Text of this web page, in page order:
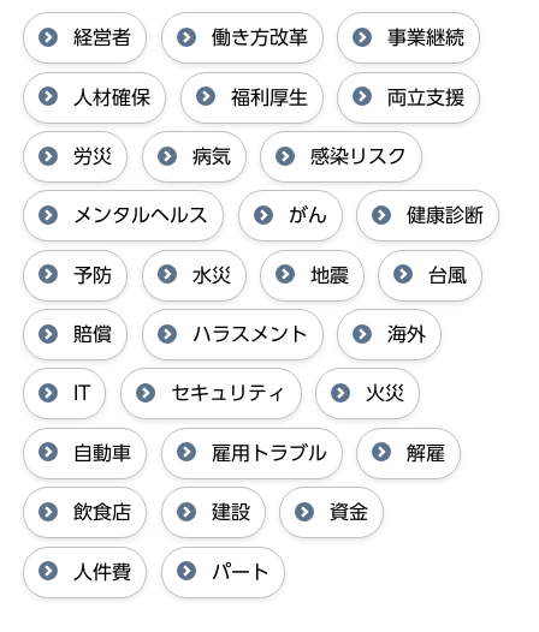
経営者 働き方改革 事業継続
人材確保 福利厚生 両立支援
労災 病気 感染リスク
メンタルヘルス がん 健康診断
予防 水災 地震 台風
賠償 ハラスメント 海外
IT セキュリティ 火災
自動車 雇用トラブル 解雇
飲食店 建設 資金
人件費 パート